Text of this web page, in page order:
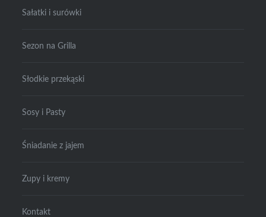
Sałatki i surówki
Sezon na Grilla
Słodkie przekąski
Sosy i Pasty
Śniadanie z jajem
Zupy i kremy
Kontakt